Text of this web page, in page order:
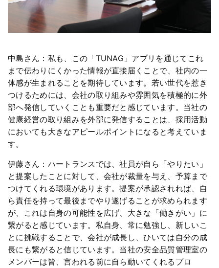
中島さん：私も、この「TUNAG」アプリを通じてこれ
まで伝わりにくかった情報が直接届くことで、社内の一
体感が生まれることを期待しています。若い世代を惹き
つけるためには、会社の取り組みや雰囲気を積極的に外
部へ発信していくことも重要だと感じています。当社の
健康経営の取り組みを外部に発信することは、採用活動
においても大きなアピールポイントになると考えていま
す。
伊藤さん：ハートランスでは、社員が自ら「やりたい」
と提案したことに対して、会社が裁量を与え、予算まで
つけてくれる環境があります。提案が承認されれば、自
ら責任を持って最後までやり遂げることが求められます
が、これは自身の可能性を広げ、大きな「働きがい」に
繋がると感じています。私自身、常に勉強し、新しいこ
とに挑戦することで、会社が成長し、ひいては自分の成
長にも繋がると信じています。当社の安全品質管理室の
メンバーは皆、言われる前に自ら動いてくれるプロ